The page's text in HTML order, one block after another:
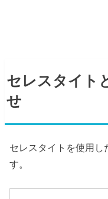
セレスタイト
せ
セレスタイトを使用
す。